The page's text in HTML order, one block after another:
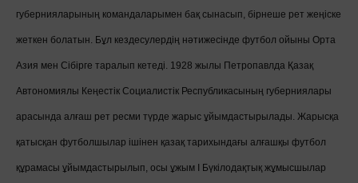
губернияларының командаларымен бақ сынасып, бірнеше рет жеңіске
жеткен болатын. Бұл кездесулердің нәтижесінде футбол ойыны Орта
Азия мен Сібірге таралып кетеді. 1928 жылы Петропавлда Қазақ
Автономиялы Кеңестік Социалистік Республикасының губерниялары
арасында алғаш рет ресми түрде жарыс ұйымдастырылады. Жарысқа
қатысқан футболшылар ішінен қазақ тарихындағы алғашқы футбол
құрамасы ұйымдастырылып, осы ұжым I Бүкілодақтық жұмысшылар